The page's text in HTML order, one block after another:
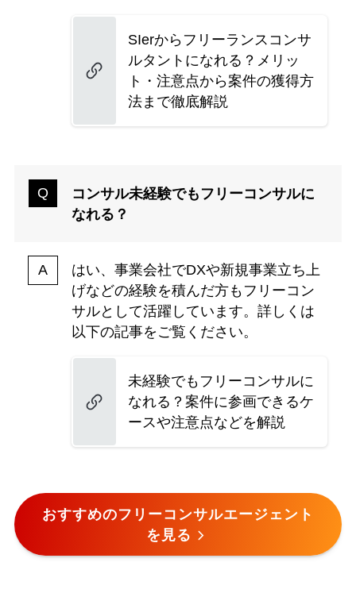
SIerからフリーランスコンサ
ルタントになれる？メリッ
ト・注意点から案件の獲得方
法まで徹底解説
コンサル未経験でもフリーコンサルに
なれる？
はい、事業会社でDXや新規事業立ち上
げなどの経験を積んだ方もフリーコン
サルとして活躍しています。詳しくは
以下の記事をご覧ください。
未経験でもフリーコンサルに
なれる？案件に参画できるケ
ースや注意点などを解説
おすすめのフリーコンサルエージェント
を見る